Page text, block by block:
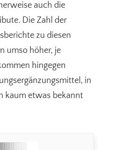
auch die
Die Zahl der
zu diesen
umso höher, je
hingegen
in
kaum etwas bekannt